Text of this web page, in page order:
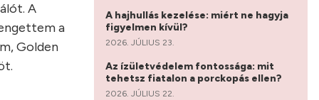
A
a
Golden
A hajhullás kezelése: miért ne hagyja
figyelmen kívül?
2026. JÚLIUS 23.
Az ízületvédelem fontossága: mit
tehetsz fiatalon a porckopás ellen?
2026. JÚLIUS 22.